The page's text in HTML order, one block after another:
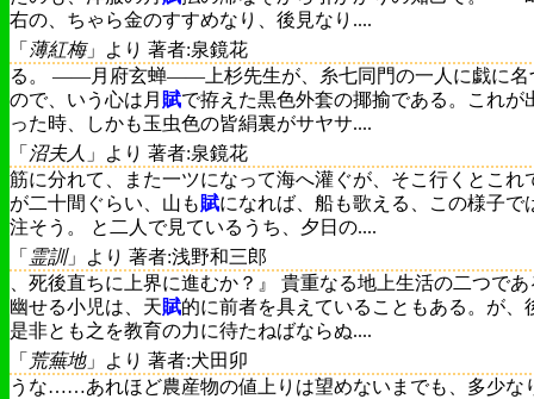
右の、ちゃら金のすすめなり、後見なり....
「 薄紅梅」より 著者:泉鏡花
る。 ――月府玄蝉――上杉先生が、糸七同門の一人に戯に名
ので、いう心は月 賦で拵えた黒色外套の揶揄である。これが
った時、しかも玉虫色の皆絹裏がサヤサ....
「 沼夫人 」より 著者:泉鏡花
筋に分れて、また一ツになって海へ灌ぐが、そこ行くとこれ
が二十間ぐらい、山も賦になれば、船も歌える、この様子で
注そう。 と二人で見ているうち、夕日の....
「 霊訓」より 著者:浅野和三郎
、死後直ちに上界に進むか？』 貴重なる地上生活の二つで
幽せる小児は、天賦的に前者を具えていることもある。が、
是非とも之を教育の力に待たねばならぬ....
「 荒蕪地」より 著者:犬田卯
うな……あれほど農産物の値上りは望めないまでも、多少な